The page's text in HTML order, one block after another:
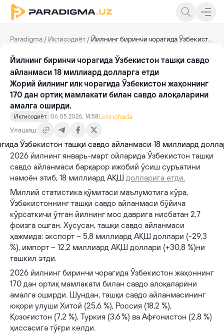
Paradigma / Иқтисодиёт / Йилнинг биринчи чорагида Ўзбекистон ташқи савдо айланмаси 18 миллиард долларга етди
Йилнинг биринчи чорагида Ўзбекистон ташқи савдо
айланмаси 18 миллиард долларга етди
Жорий йилнинг илк чорагида Ўзбекистон жаҳоннинг
170 дан ортиқ мамлакати билан савдо алоқаларини
амалга оширди.
Иқтисодиёт 06.05.2026, 14:58Lotinchada
Улашиш:
2026 йилнинг январь-март ойларида Ўзбекистон ташқи
савдо айланмаси барқарор ижобий ўсиш суръатини
намоён этиб, 18 миллиард АҚШ долларига етди.
Миллий статистика қўмитаси маълумотига кўра,
Ўзбекистоннинг ташқи савдо айланмаси бўйича
кўрсаткичи ўтган йилнинг мос даврига нисбатан 2,7
фоизга ошган. Хусусан, ташқи савдо айланмаси
ҳажмида: экспорт – 5,8 миллиард АҚШ доллари (-29,3
%), импорт – 12,2 миллиард АҚШ доллари (+30,8 %)ни
ташкил этди.
2026 йилнинг биринчи чорагида Ўзбекистон жаҳоннинг
170 дан ортиқ мамлакати билан савдо алоқаларини
амалга оширди. Шундан, ташқи савдо айланмасининг
юқори улуши Хитой (25,6 %), Россия (18,2 %),
Қозоғистон (7,2 %), Туркия (3,6 %) ва Афғонистон (2,8 %)
ҳиссасига тўғри келди.